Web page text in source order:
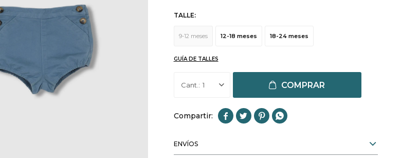
TALLE:
9-12 meses 12-18 meses 18-24 meses
GUÍA DE TALLES
1 COMPRAR
   
ENVÍOS